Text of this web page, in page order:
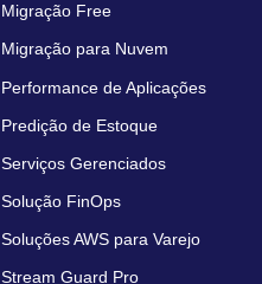
Migração Free
Migração para Nuvem
Performance de Aplicações
Predição de Estoque
Serviços Gerenciados
Solução FinOps
Soluções AWS para Varejo
Stream Guard Pro